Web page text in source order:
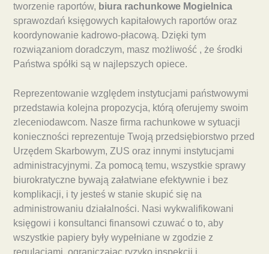
tworzenie raportów, biura rachunkowe Mogielnica
sprawozdań księgowych kapitałowych raportów oraz
koordynowanie kadrowo-płacową. Dzięki tym
rozwiązaniom doradczym, masz możliwość , że środki
Państwa spółki są w najlepszych opiece.
Reprezentowanie względem instytucjami państwowymi
przedstawia kolejna propozycja, którą oferujemy swoim
zleceniodawcom. Nasze firma rachunkowe w sytuacji
konieczności reprezentuje Twoją przedsiębiorstwo przed
Urzędem Skarbowym, ZUS oraz innymi instytucjami
administracyjnymi. Za pomocą temu, wszystkie sprawy
biurokratyczne bywają załatwiane efektywnie i bez
komplikacji, i ty jesteś w stanie skupić się na
administrowaniu działalności. Nasi wykwalifikowani
księgowi i konsultanci finansowi czuwać o to, aby
wszystkie papiery były wypełniane w zgodzie z